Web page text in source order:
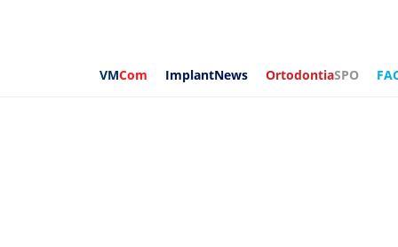
VMCom ImplantNews OrtodontiaSPO